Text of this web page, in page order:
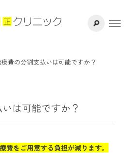
千葉県八千
費の分割支払いは可能ですか？
は可能ですか？
費をご用意する負担が減ります。